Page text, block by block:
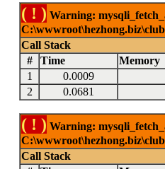
( ! ) Warning:
Call Stack
#
Time Memory
1
0.0009
2
0.0681
( ! ) Warning:
Call Stack